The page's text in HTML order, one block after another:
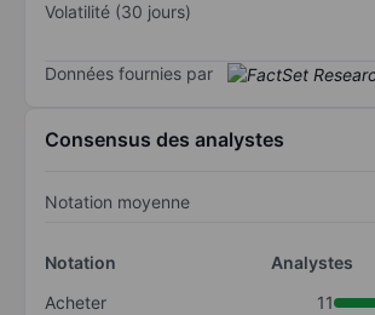
Volatilité (30 jours)
Données fournies par
Consensus des analystes
Notation moyenne
Notation
Analystes
Acheter
11